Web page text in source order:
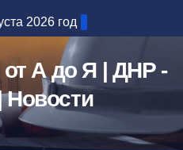
2026 год
от А до Я | ДНР -
Новости